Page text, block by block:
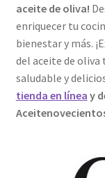
aceite de oliva!
enriquecer tu
bienestar y más.
del aceite de oliva
saludable y
tienda en línea y